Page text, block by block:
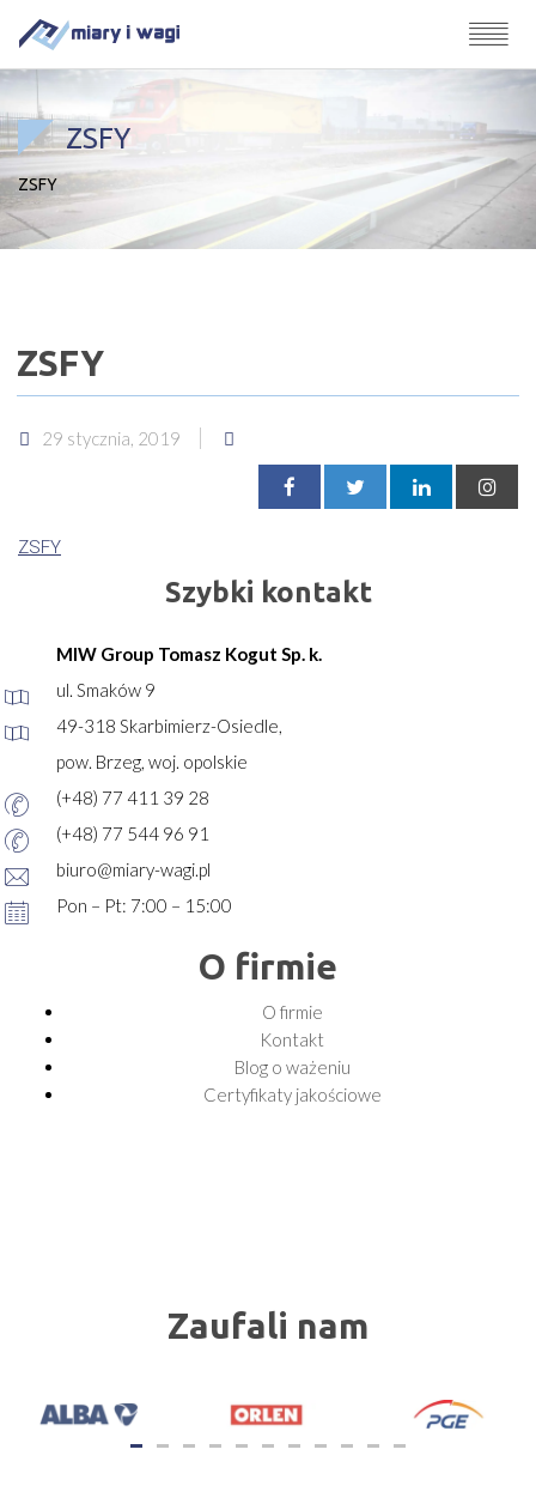
ZSFY
ZSFY
ZSFY
29 stycznia, 2019
ZSFY
Szybki kontakt
MIW Group Tomasz Kogut Sp. k.
ul. Smaków 9
49-318 Skarbimierz-Osiedle,
pow. Brzeg, woj. opolskie
(+48) 77 411 39 28
(+48) 77 544 96 91
biuro@miary-wagi.pl
Pon – Pt: 7:00 – 15:00
O firmie
O firmie
Kontakt
Blog o ważeniu
Certyfikaty jakościowe
Zaufali nam